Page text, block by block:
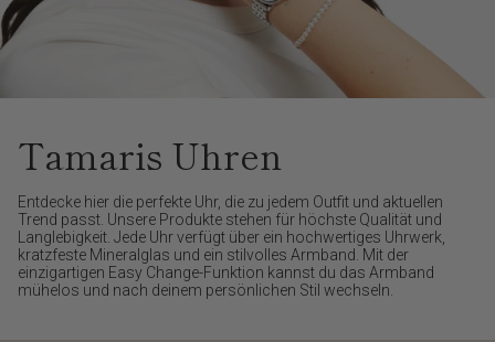
Tamaris Uhren
Entdecke hier die perfekte Uhr, die zu jedem Outfit und aktuellen
Trend passt. Unsere Produkte stehen für höchste Qualität und
Langlebigkeit. Jede Uhr verfügt über ein hochwertiges Uhrwerk,
kratzfeste Mineralglas und ein stilvolles Armband. Mit der
einzigartigen Easy Change-Funktion kannst du das Armband
mühelos und nach deinem persönlichen Stil wechseln.